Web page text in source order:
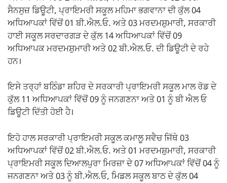
ਸੈਨਸੁਜ਼ ਡਿਊਟੀ, ਪ੍ਰਾਇਮਰੀ ਸਕੂਲ ਮਹਿਮਾ ਭਗਵਾਨਾ ਦੀ ਕੁੱਲ 04
ਅਧਿਆਪਕਾਂ ਵਿੱਚੋਂ 01 ਬੀ.ਐਲ.ਓ. ਅਤੇ 03 ਮਰਦਮਸ਼ੁਮਾਰੀ, ਸਰਕਾਰੀ
ਹਾਈ ਸਕੂਲ ਸਰਦਾਰਗੜ ਦੇ ਕੁੱਲ 14 ਅਧਿਆਪਕਾਂ ਵਿੱਚੋਂ 09
ਅਧਿਆਪਕ ਮਰਦਮਸ਼ੁਮਾਰੀ ਅਤੇ 02 ਬੀ.ਐਲ.ਓ. ਦੀ ਡਿਊਟੀ ਦੇ ਰਹੇ
ਹਨ।
ਇਸੇ ਤਰ੍ਹਾਂ ਬਠਿੰਡਾ ਸ਼ਹਿਰ ਦੇ ਸਰਕਾਰੀ ਪ੍ਰਾਇਮਰੀ ਸਕੂਲ ਮਾਲ ਰੋਡ ਦੇ
ਕੁੱਲ 11 ਅਧਿਆਪਕਾਂ ਵਿੱਚੋਂ 09 ਨੂੰ ਜਨਗਣਨਾ ਅਤੇ 01 ਨੂੰ ਬੀ ਐਲ ਓ
ਡਿਊਟੀ ਦਿੱਤੀ ਹੋਈ ਹੈ।
ਇਹੋ ਹਾਲ ਸਰਕਾਰੀ ਪ੍ਰਾਇਮਰੀ ਸਕੂਲ ਕਮਾਲੂ ਸਵੈਚ ਜਿੱਥੇ 03
ਅਧਿਆਪਕਾਂ ਵਿੱਚੋਂ 02 ਬੀ.ਐਲ.ਓ. ਅਤੇ 01 ਮਰਦਮਸ਼ੁਮਾਰੀ, ਸਰਕਾਰੀ
ਪ੍ਰਾਇਮਰੀ ਸਕੂਲ ਦਿਆਲਪੁਰਾ ਮਿਰਜ਼ਾ ਦੇ 07 ਅਧਿਆਪਕਾਂ ਵਿੱਚੋਂ 04 ਨੂੰ
ਜਨਗਣਨਾ ਅਤੇ 03 ਨੂੰ ਬੀ.ਐਲ.ਓ, ਮਿਡਲ ਸਕੂਲ ਬਾਠ ਦੇ ਕੁੱਲ 04